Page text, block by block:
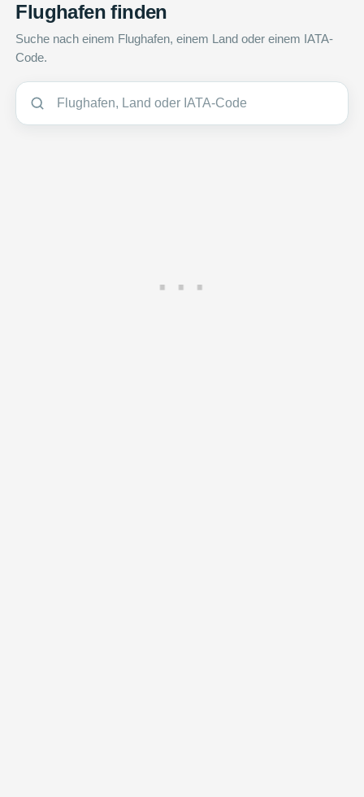
Flughafen finden
Suche nach einem Flughafen, einem Land oder einem IATA-
Code.